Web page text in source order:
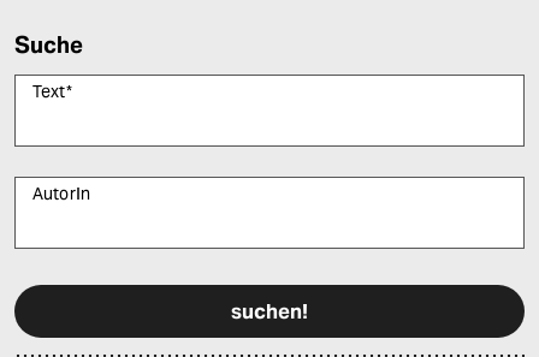
Suche
Text*
AutorIn